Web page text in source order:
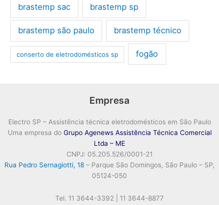
brastemp sac brastemp sp
brastemp são paulo brastemp técnico
conserto de eletrodomésticos sp fogão
Empresa
Electro SP – Assistência técnica eletrodomésticos em São Paulo
Uma empresa do Grupo Agenews Assistência Técnica Comercial
Ltda – ME
CNPJ: 05.205.526/0001-21
Rua Pedro Sernagiotti, 18 – Parque São Domingos, São Paulo – SP,
05124-050
Tel. 11 3644-3392 | 11 3644-8877